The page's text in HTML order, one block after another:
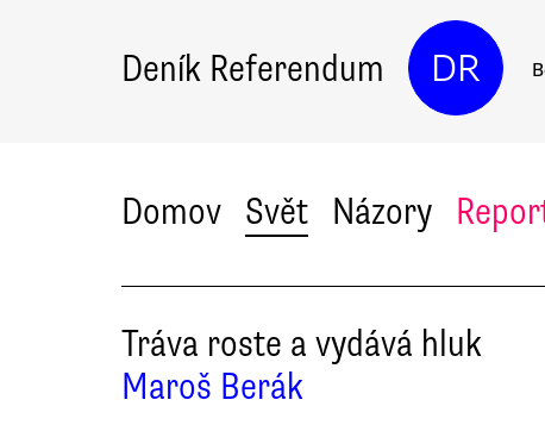
Deník Referendum DR
Domov Svět Názory
Tráva roste a vydává hluk
Maroš Berák